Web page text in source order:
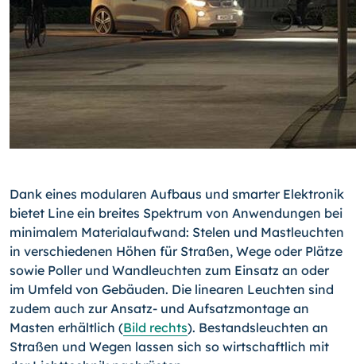
Dank eines modularen Aufbaus und smarter Elektronik
bietet Line ein breites Spektrum von Anwendungen bei
minimalem Materialaufwand: Stelen und Mastleuchten
in verschiedenen Höhen für Straßen, Wege oder Plätze
sowie Poller und Wandleuchten zum Einsatz an oder
im Umfeld von Gebäuden. Die linearen Leuchten sind
zudem auch zur Ansatz- und Aufsatzmontage an
Masten erhältlich (Bild rechts). Bestandsleuchten an
Straßen und Wegen lassen sich so wirtschaftlich mit